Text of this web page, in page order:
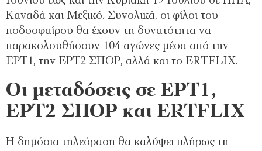
Καναδά και Μεξικό. Συνολικά, οι φίλοι του
ποδοσφαίρου θα έχουν τη δυνατότητα να
παρακολουθήσουν 104 αγώνες μέσα από την
ΕΡΤ1, την ΕΡΤ2 ΣΠΟΡ, αλλά και το ERTFLIX.
Οι μεταδόσεις σε ΕΡΤ1,
ΕΡΤ2 ΣΠΟΡ και ERTFLIX
Η δημόσια τηλεόραση θα καλύψει πλήρως τη